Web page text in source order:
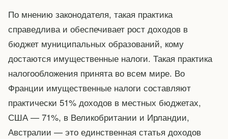
По мнению законодателя, такая практика
справедлива и обеспечивает рост доходов в
бюджет муниципальных образований, кому
достаются имущественные налоги. Такая практика
налогообложения принята во всем мире. Во
Франции имущественные налоги составляют
практически 51% доходов в местных бюджетах,
США — 71%, в Великобритании и Ирландии,
Австралии — это единственная статья доходов